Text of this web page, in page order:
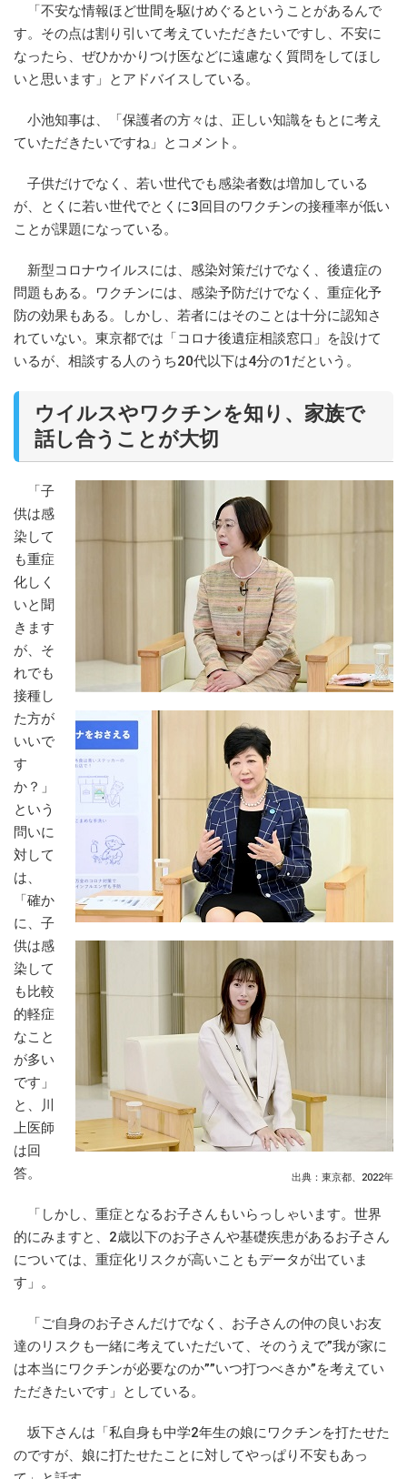
「不安な情報ほど世間を駆けめぐるということがあるんで
す。その点は割り引いて考えていただきたいですし、不安に
なったら、ぜひかかりつけ医などに遠慮なく質問をしてほし
いと思います」とアドバイスしている。
小池知事は、「保護者の方々は、正しい知識をもとに考え
ていただきたいですね」とコメント。
子供だけでなく、若い世代でも感染者数は増加している
が、とくに若い世代でとくに3回目のワクチンの接種率が低い
ことが課題になっている。
新型コロナウイルスには、感染対策だけでなく、後遺症の
問題もある。ワクチンには、感染予防だけでなく、重症化予
防の効果もある。しかし、若者にはそのことは十分に認知さ
れていない。東京都では「コロナ後遺症相談窓口」を設けて
いるが、相談する人のうち20代以下は4分の1だという。
ウイルスやワクチンを知り、家族で
話し合うことが大切
出典：東京都、2022年
「子
供は感
染して
も重症
化しく
いと聞
きます
が、そ
れでも
接種し
た方が
いいで
す
か？」
という
問いに
対して
は、
「確か
に、子
供は感
染して
も比較
的軽症
なこと
が多い
です」
と、川
上医師
は回
答。
「しかし、重症となるお子さんもいらっしゃいます。世界
的にみますと、2歳以下のお子さんや基礎疾患があるお子さん
については、重症化リスクが高いこともデータが出ていま
す」。
「ご自身のお子さんだけでなく、お子さんの仲の良いお友
達のリスクも一緒に考えていただいて、そのうえで”我が家に
は本当にワクチンが必要なのか””いつ打つべきか”を考えてい
ただきたいです」としている。
坂下さんは「私自身も中学2年生の娘にワクチンを打たせた
のですが、娘に打たせたことに対してやっぱり不安もあっ